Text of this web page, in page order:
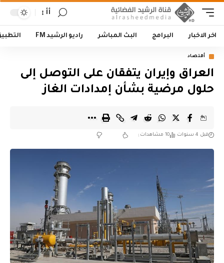
أأ
اخر الاخبار البرامج البث المباشر راديو الرشيد FM
أقتصاد
العراق وإيران يتفقان على التوصل إلى
حلول مرضية بشأن إمدادات الغاز
قبل 4 سنوات 10 مشاهدات